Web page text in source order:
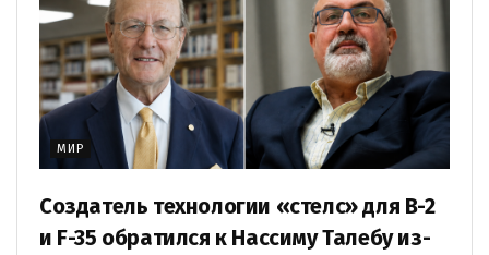
МИР
Создатель технологии «стелс» для B-2
и F-35 обратился к Нассиму Талебу из-